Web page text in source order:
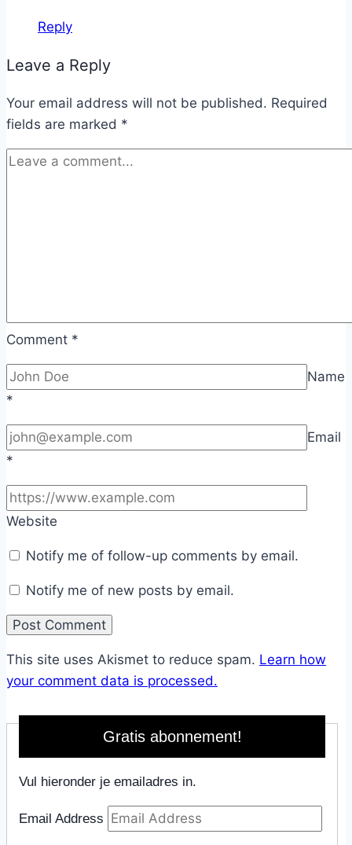
Reply
Leave a Reply
Your email address will not be published. Required
fields are marked *
Comment *
Name
*
Email
*
Website
Notify me of follow-up comments by email.
Notify me of new posts by email.
This site uses Akismet to reduce spam. Learn how
your comment data is processed.
Gratis abonnement!
Vul hieronder je emailadres in.
Email Address